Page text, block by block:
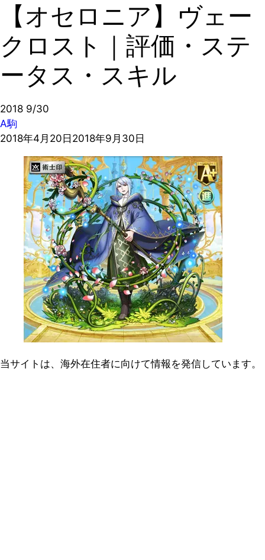
【オセロニア】ヴェー
クロスト｜評価・ステ
ータス・スキル
2018 9/30
A駒
2018年4月20日 2018年9月30日
当サイトは、海外在住者に向けて情報を発信しています。